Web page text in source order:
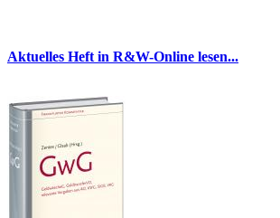
Aktuelles Heft in R&W-Online lesen...